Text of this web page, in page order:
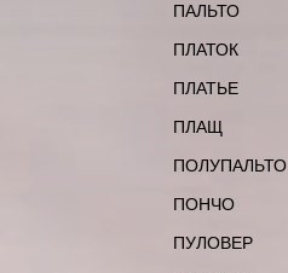
ПАЛЬТО
ПЛАТОК
ПЛАТЬЕ
ПЛАЩ
ПОЛУПАЛЬТО
ПОНЧО
ПУЛОВЕР